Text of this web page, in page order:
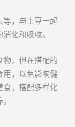
等，与土豆一起
化和吸收。
物，但在搭配的
用，以免影响健
食，搭配多样化